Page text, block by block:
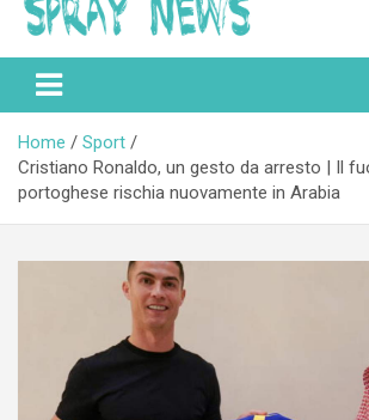
Spraynews.it
Home
Sport
Cristiano Ronaldo, un gesto da arresto | Il
portoghese rischia nuovamente in Arabia